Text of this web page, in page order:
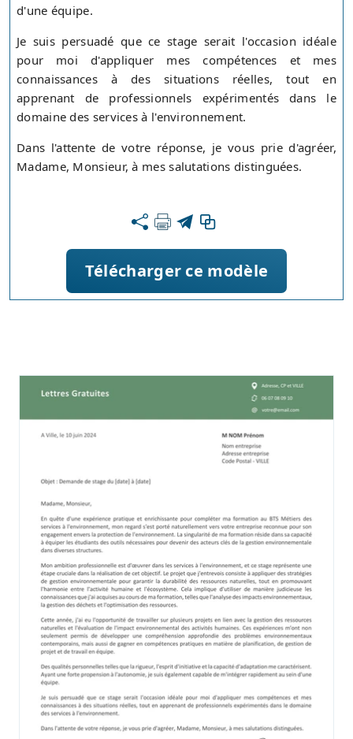
d'une équipe.
Je suis persuadé que ce stage serait l'occasion idéale
pour moi d'appliquer mes compétences et mes
connaissances à des situations réelles, tout en
apprenant de professionnels expérimentés dans le
domaine des services à l'environnement.
Dans l'attente de votre réponse, je vous prie d'agréer,
Madame, Monsieur, à mes salutations distinguées.
Télécharger ce modèle